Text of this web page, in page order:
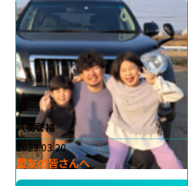
八高啓補
2023.03.20
盟友の皆さんへ